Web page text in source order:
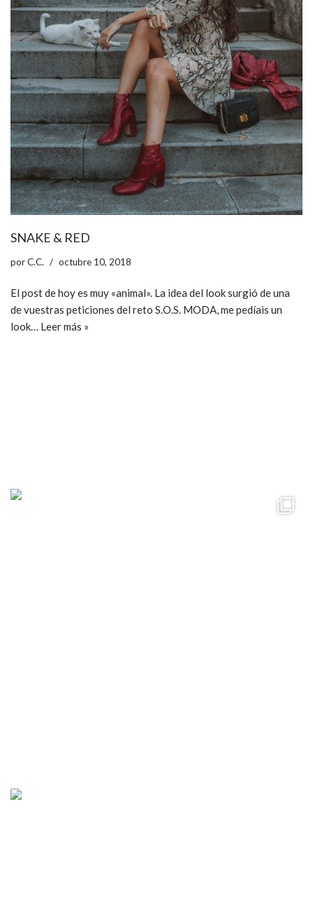
SNAKE & RED
porC.C. octubre 10, 2018
El post de hoy es muy «animal». La idea del look surgió de una
de vuestras peticiones del reto S.O.S. MODA, me pedíais un
look… Leer más »